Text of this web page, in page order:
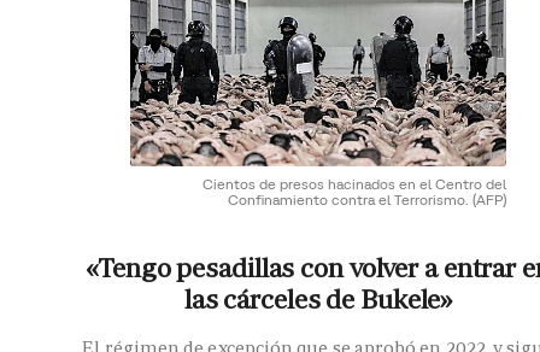
Cientos de presos hacinados en el Centro del
Confinamiento contra el Terrorismo. (AFP)
«Tengo pesadillas con volver a entrar
las cárceles de Bukele»